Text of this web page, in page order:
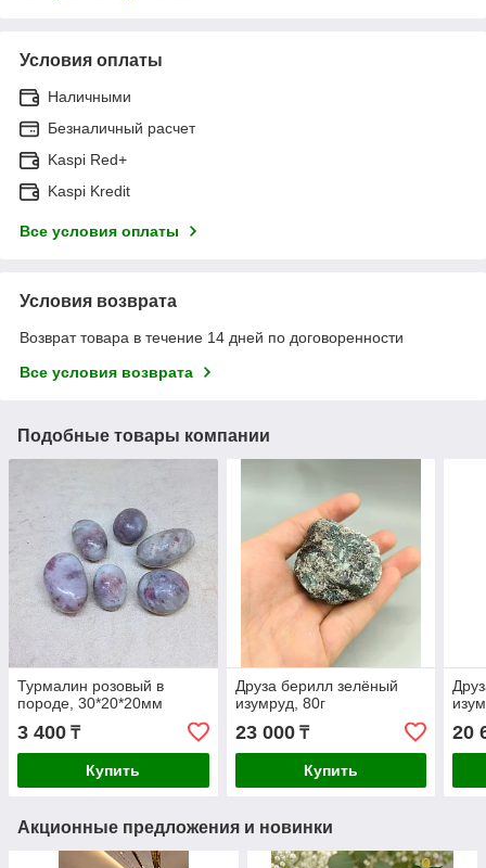
Условия оплаты
Наличными
Безналичный расчет
Kaspi Red+
Kaspi Kredit
Все условия оплаты
Условия возврата
Возврат товара в течение 14 дней по договоренности
Все условия возврата
Подобные товары компании
Турмалин розовый в
породе, 30*20*20мм
3 400 ₸
Купить
Друза берилл зелёный
изумруд, 80г
23 000₸
Купить
20
Акционные предложения и новинки